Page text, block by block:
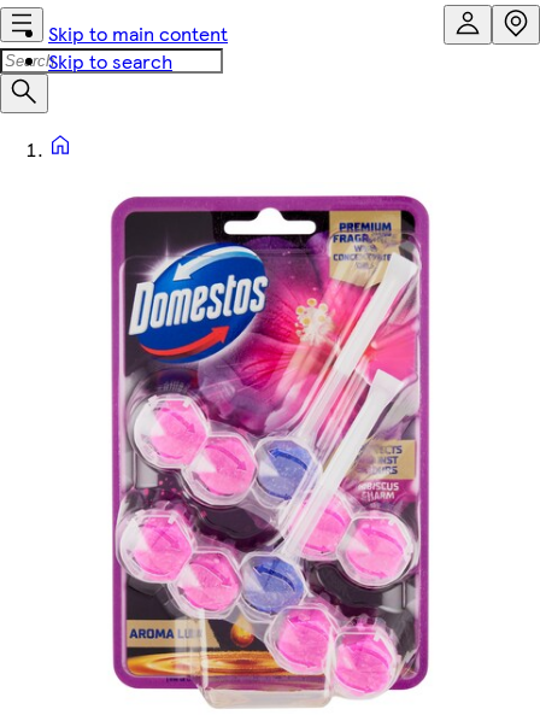
Skip to main content
Skip to search